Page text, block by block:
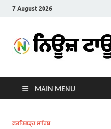
7 August 2026
MAIN MENU
ਫ਼ਤਹਿਗੜ੍ਹ ਸਾਹਿਬ